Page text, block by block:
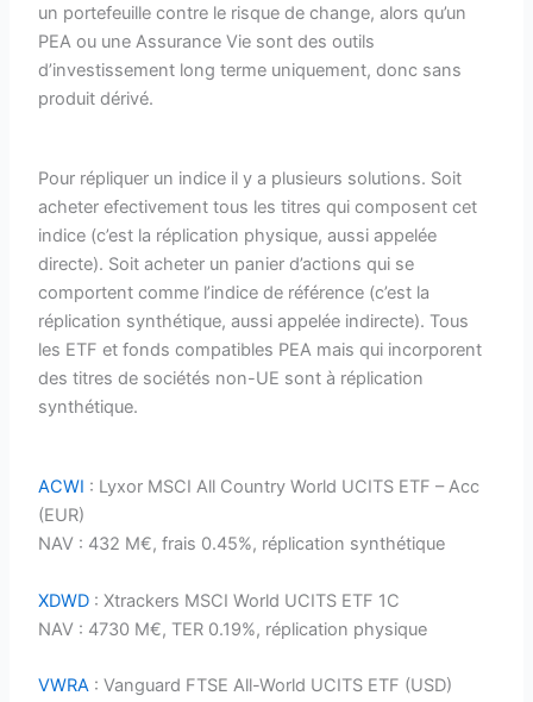
un portefeuille contre le risque de change, alors qu’un
PEA ou une Assurance Vie sont des outils
d’investissement long terme uniquement, donc sans
produit dérivé.
Pour répliquer un indice il y a plusieurs solutions. Soit
acheter efectivement tous les titres qui composent cet
indice (c’est la réplication physique, aussi appelée
directe). Soit acheter un panier d’actions qui se
comportent comme l’indice de référence (c’est la
réplication synthétique, aussi appelée indirecte). Tous
les ETF et fonds compatibles PEA mais qui incorporent
des titres de sociétés non-UE sont à réplication
synthétique.
ACWI : Lyxor MSCI All Country World UCITS ETF – Acc
(EUR)
NAV : 432 M€, frais 0.45%, réplication synthétique
XDWD : Xtrackers MSCI World UCITS ETF 1C
NAV : 4730 M€, TER 0.19%, réplication physique
VWRA : Vanguard FTSE All-World UCITS ETF (USD)